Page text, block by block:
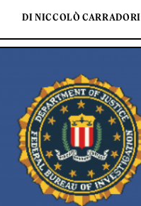
DI NICCOLÒ CARRADORI